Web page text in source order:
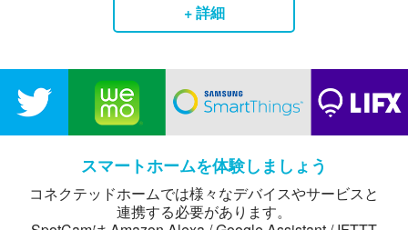
+ 詳細
スマートホームを体験しましょう
コネクテッドホームでは様々なデバイスやサービスと
連携する必要があります。